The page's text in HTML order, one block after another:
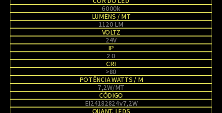
6000k
LUMENS / MT
1120 LM
VOLTZ
24V
IP
2 0
CRI
>80
POTÊNCIA WATTS / M
7,2W/MT
CÓDIGO
EI24182824v7,2W
QUANT. LEDS